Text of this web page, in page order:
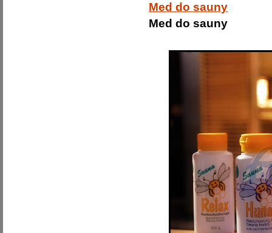
Med do sauny
Med do sauny